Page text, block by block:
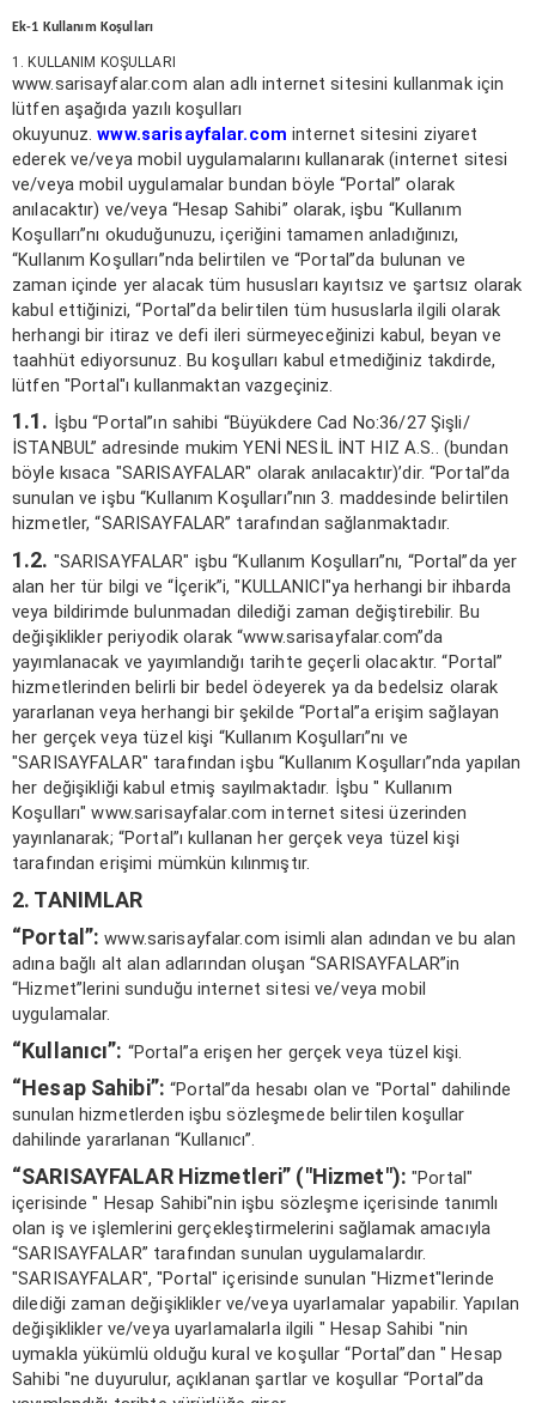
Ek-1 Kullanım Koşulları
1. KULLANIM KOŞULLARI
www.sarisayfalar.com alan adlı internet sitesini kullanmak için
lütfen aşağıda yazılı koşulları
okuyunuz.www.sarisayfalar.com internet sitesini ziyaret
ederek ve/veya mobil uygulamalarını kullanarak (internet sitesi
ve/veya mobil uygulamalar bundan böyle “Portal” olarak
anılacaktır) ve/veya “Hesap Sahibi” olarak, işbu “Kullanım
Koşulları”nı okuduğunuzu, içeriğini tamamen anladığınızı,
“Kullanım Koşulları”nda belirtilen ve “Portal”da bulunan ve
zaman içinde yer alacak tüm hususları kayıtsız ve şartsız olarak
kabul ettiğinizi, “Portal”da belirtilen tüm hususlarla ilgili olarak
herhangi bir itiraz ve defi ileri sürmeyeceğinizi kabul, beyan ve
taahhüt ediyorsunuz. Bu koşulları kabul etmediğiniz takdirde,
lütfen "Portal"ı kullanmaktan vazgeçiniz.
1.1. İşbu “Portal”ın sahibi “Büyükdere Cad No:36/27 Şişli/
İSTANBUL” adresinde mukim YENİ NESİL İNT HIZ A.S.. (bundan
böyle kısaca "SARISAYFALAR" olarak anılacaktır)’dir. “Portal”da
sunulan ve işbu “Kullanım Koşulları”nın 3. maddesinde belirtilen
hizmetler, “SARISAYFALAR” tarafından sağlanmaktadır.
1.2. "SARISAYFALAR" işbu “Kullanım Koşulları”nı, “Portal”da yer
alan her tür bilgi ve “İçerik”i, "KULLANICI"ya herhangi bir ihbarda
veya bildirimde bulunmadan dilediği zaman değiştirebilir. Bu
değişiklikler periyodik olarak “www.sarisayfalar.com”da
yayımlanacak ve yayımlandığı tarihte geçerli olacaktır. “Portal”
hizmetlerinden belirli bir bedel ödeyerek ya da bedelsiz olarak
yararlanan veya herhangi bir şekilde “Portal”a erişim sağlayan
her gerçek veya tüzel kişi “Kullanım Koşulları”nı ve
"SARISAYFALAR" tarafından işbu “Kullanım Koşulları”nda yapılan
her değişikliği kabul etmiş sayılmaktadır. İşbu " Kullanım
Koşulları" www.sarisayfalar.com internet sitesi üzerinden
yayınlanarak; “Portal”ı kullanan her gerçek veya tüzel kişi
tarafından erişimi mümkün kılınmıştır.
2. TANIMLAR
“Portal”: www.sarisayfalar.com isimli alan adından ve bu alan
adına bağlı alt alan adlarından oluşan “SARISAYFALAR”in
“Hizmet”lerini sunduğu internet sitesi ve/veya mobil
uygulamalar.
“Kullanıcı”: “Portal”a erişen her gerçek veya tüzel kişi.
“Hesap Sahibi”: “Portal”da hesabı olan ve "Portal" dahilinde
sunulan hizmetlerden işbu sözleşmede belirtilen koşullar
dahilinde yararlanan “Kullanıcı”.
“SARISAYFALARHizmetleri” ("Hizmet"): "Portal"
içerisinde " Hesap Sahibi"nin işbu sözleşme içerisinde tanımlı
olan iş ve işlemlerini gerçekleştirmelerini sağlamak amacıyla
“SARISAYFALAR” tarafından sunulan uygulamalardır.
"SARISAYFALAR", "Portal" içerisinde sunulan "Hizmet"lerinde
dilediği zaman değişiklikler ve/veya uyarlamalar yapabilir. Yapılan
değişiklikler ve/veya uyarlamalarla ilgili " Hesap Sahibi "nin
uymakla yükümlü olduğu kural ve koşullar “Portal”dan " Hesap
Sahibi "ne duyurulur, açıklanan şartlar ve koşullar “Portal”da